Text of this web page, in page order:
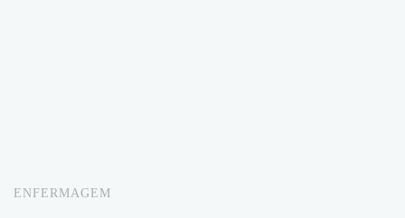
ENFERMAGEM